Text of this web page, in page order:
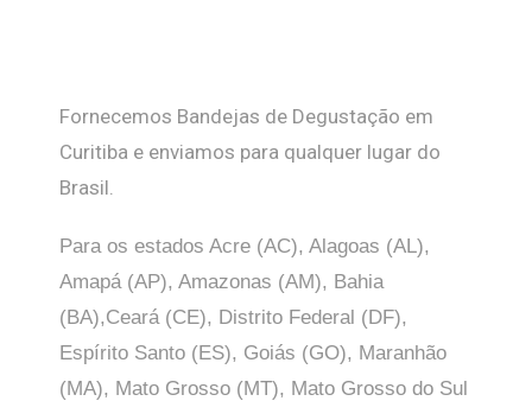
Fornecemos Bandejas de Degustação em
Curitiba e enviamos para qualquer lugar do
Brasil.
Para os estados Acre (AC), Alagoas (AL),
Amapá (AP), Amazonas (AM), Bahia
(BA),Ceará (CE), Distrito Federal (DF),
Espírito Santo (ES), Goiás (GO), Maranhão
(MA), Mato Grosso (MT), Mato Grosso do Sul